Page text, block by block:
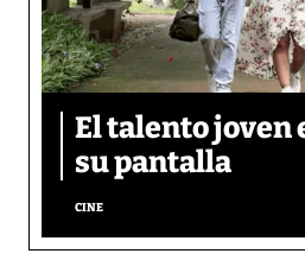
El talento joven
su pantalla​
CINE